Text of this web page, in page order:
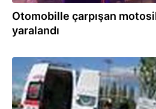
Otomobille çarpışan
yaralandı
08.05.2020